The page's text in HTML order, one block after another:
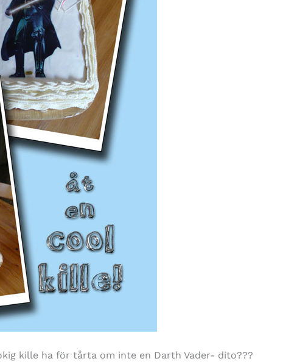
kille ha för tårta om inte en Darth Vader- dito???